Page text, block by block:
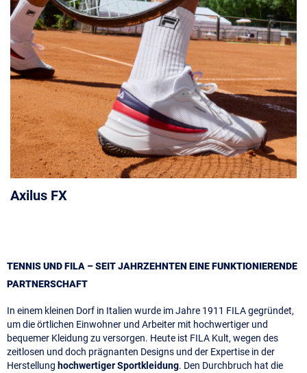
Axilus FX
TENNIS UND FILA – SEIT JAHRZEHNTEN EINE FUNKTIONIERENDE
PARTNERSCHAFT
In einem kleinen Dorf in Italien wurde im Jahre 1911 FILA gegründet,
um die örtlichen Einwohner und Arbeiter mit hochwertiger und
bequemer Kleidung zu versorgen. Heute ist FILA Kult, wegen des
zeitlosen und doch prägnanten Designs und der Expertise in der
Herstellung hochwertiger Sportkleidung. Den Durchbruch hat die